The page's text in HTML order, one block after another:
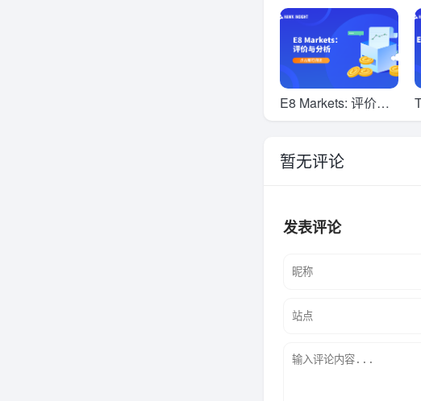
2026年最佳选择
E8 Markets: 评价与
分析
暂无评论
发表评论